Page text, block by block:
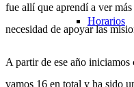
Horarios
fue allí que aprendí a ver
necesidad de apoyar las
A partir de ese año iniciamos
vamos 16 en total y ha sido